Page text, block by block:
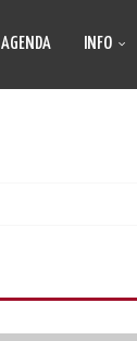
AGENDA INFO